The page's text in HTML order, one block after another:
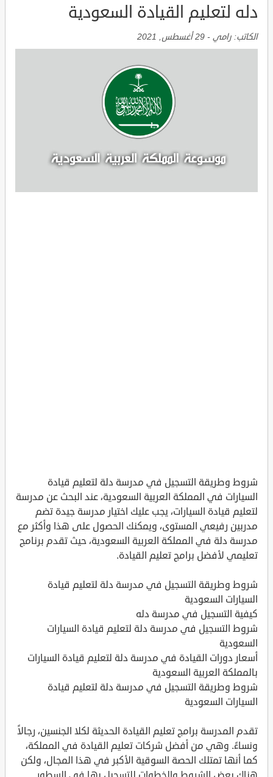
دله لتعليم القيادة السعودية
الكاتب: رامي - 29 أغسطس, 2021
شروط وطريقة التسجيل في مدرسة دلة لتعليم قيادة
السيارات في المملكة العربية السعودية، عند البحث عن مدرسة
لتعليم قيادة السيارات، يجب عليك اختيار مدرسة جيدة تضم
مدربين رفيعي المستوى، ويمكنك الحصول على هذا وأكثر مع
مدرسة دلة في المملكة العربية السعودية، حيث تقدم برنامج
تعليمي لأفضل برامج تعليم القيادة.
شروط وطريقة التسجيل في مدرسة دلة لتعليم قيادة
السيارات السعودية
كيفية التسجيل في مدرسة دله
شروط التسجيل في مدرسة دلة لتعليم قيادة السيارات
السعودية
أسعار دورات القيادة في مدرسة دلة لتعليم قيادة السيارات
بالمملكة العربية السعودية
شروط وطريقة التسجيل في مدرسة دلة لتعليم قيادة
السيارات السعودية
تقدم المدرسة برامج تعليم القيادة الحديثة لكلا الجنسين، رجالاً
ونساءً. وهي من أفضل شركات تعليم القيادة في المملكة،
كما أنها تمتلك الحصة السوقية الأكبر في هذا المجال، ولكن